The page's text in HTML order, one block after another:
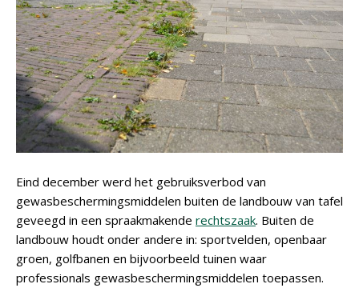
Eind december werd het gebruiksverbod van
gewasbeschermingsmiddelen buiten de landbouw van tafel
geveegd in een spraakmakende rechtszaak. Buiten de
landbouw houdt onder andere in: sportvelden, openbaar
groen, golfbanen en bijvoorbeeld tuinen waar
professionals gewasbeschermingsmiddelen toepassen.